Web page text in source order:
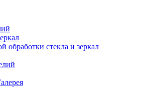
обработки стекла и зеркал